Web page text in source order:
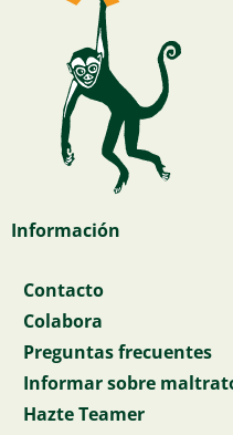
Información
Contacto
Colabora
Preguntas frecuentes
Informar sobre
Hazte Teamer